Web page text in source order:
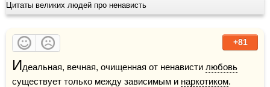
Цитаты великих людей про ненависть
+81
Идеальная, вечная, очищенная от ненависти любовь
существует только между зависимым и наркотиком.